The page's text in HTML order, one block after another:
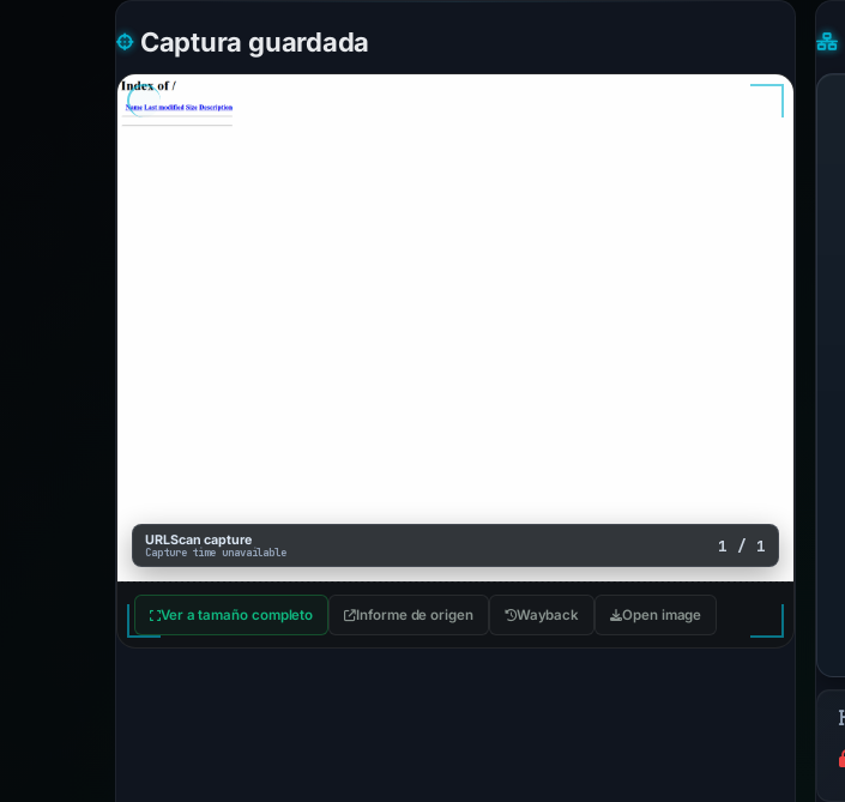
Captura guardada
URLScan capture
Capture time unavailable 1 / 1
Ver a tamaño completo Informe de origen Wayback Open image